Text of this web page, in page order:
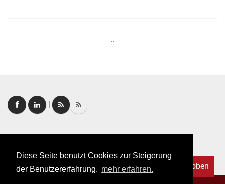
Diese Seite benutzt Cookies zur Steigerung
der Benutzererfahrung. mehr erfahren.
..
|
Nach oben